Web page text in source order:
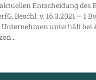
Ent­schei­dung des
Beschl. v. 16.3.2021 – 1
unter­hält bei